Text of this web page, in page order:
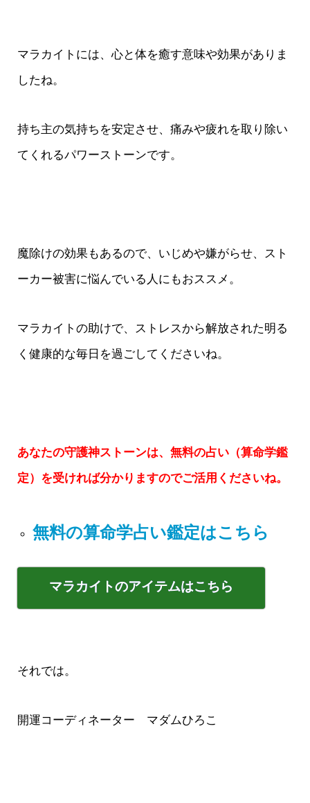
マラカイトには、心と体を癒す意味や効果がありま
したね。
持ち主の気持ちを安定させ、痛みや疲れを取り除い
てくれるパワーストーンです。
魔除けの効果もあるので、いじめや嫌がらせ、スト
ーカー被害に悩んでいる人にもおススメ。
マラカイトの助けで、ストレスから解放された明る
く健康的な毎日を過ごしてくださいね。
あなたの守護神ストーンは、無料の占い（算命学鑑
定）を受ければ分かりますのでご活用くださいね。
無料の算命学占い鑑定はこちら
マラカイトのアイテムはこちら
それでは。
開運コーディネーター マダムひろこ